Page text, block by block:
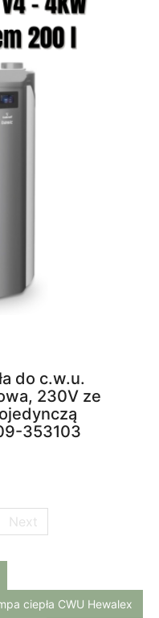
do c.w.u.
230V ze
353103
Next
ciepła CWU Hewalex